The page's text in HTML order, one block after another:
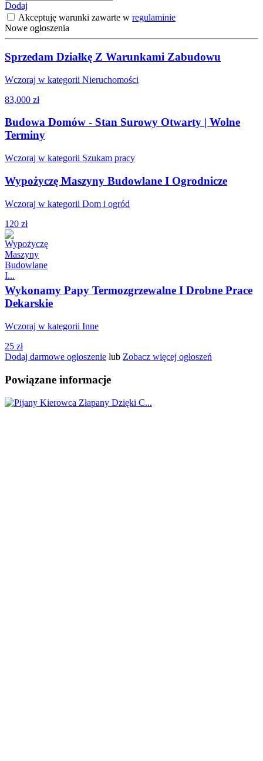
Dodaj
Akceptuję warunki zawarte w regulaminie
Nowe ogłoszenia
Sprzedam Działkę Z Warunkami Zabudowu
Wczoraj w kategorii Nieruchomości
83,000 zł
Budowa Domów - Stan Surowy Otwarty | Wolne
Terminy
Wczoraj w kategorii Szukam pracy
Wypożyczę Maszyny Budowlane I Ogrodnicze
Wczoraj w kategorii Dom i ogród
120 zł
Wykonamy Papy Termozgrzewalne I Drobne Prace
Dekarskie
Wczoraj w kategorii Inne
25 zł
Dodaj darmowe ogłoszenie lub Zobacz więcej ogłoszeń
Powiązane informacje